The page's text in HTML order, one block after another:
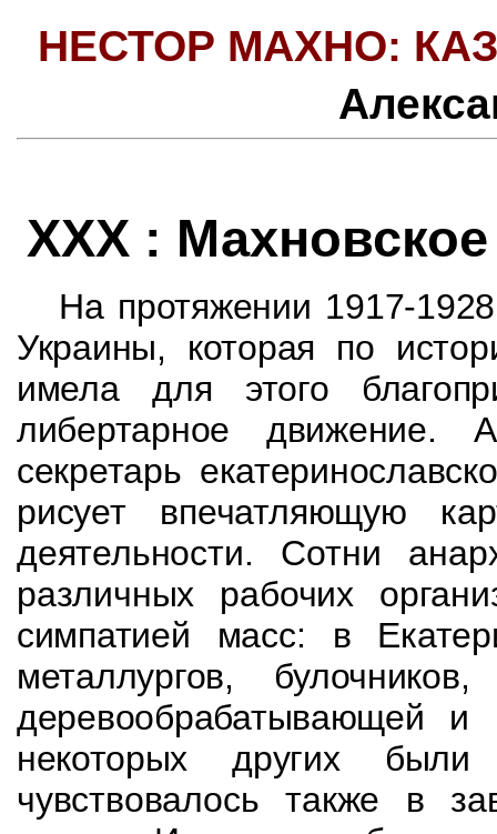
НЕСТОР МАХНО:
XXX :
На протяжении 1917-
Украины, которая по
имела для этого
либертарное движение.
секретарь екатеринослав
рисует впечатляющую
деятельности. Сотни
различных рабочих
симпатией масс: в
металлургов,
деревообрабаты­вающей и
некоторых других
чувствовалось также в